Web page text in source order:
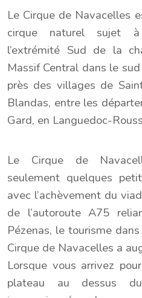
Le Cirque de Navacelles
cirque naturel sujet à
l’extrémité Sud de la
Massif Central dans le
près des villages de
Blandas, entre les
Gard, en Languedoc-
Le Cirque de
seulement quelques
avec l’achèvement du
de l’autoroute A75
Pézenas, le tourisme
Cirque de Navacelles a
Lorsque vous arrivez
plateau au dessus